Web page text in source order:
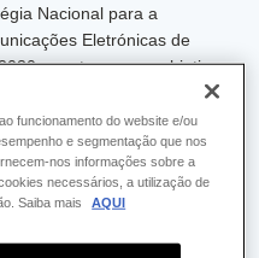
Nacional para a
Eletrónicas de
que tem como objetivo
a redes Gigabit até
CCDR LVT, “este é um
muito concreta, o que
urbanas, rurais e de baixa
funcionamento do website e/ou
e segmentação que nos
nos informações sobre a
necessários, a utilização de
Saiba mais
AQUI